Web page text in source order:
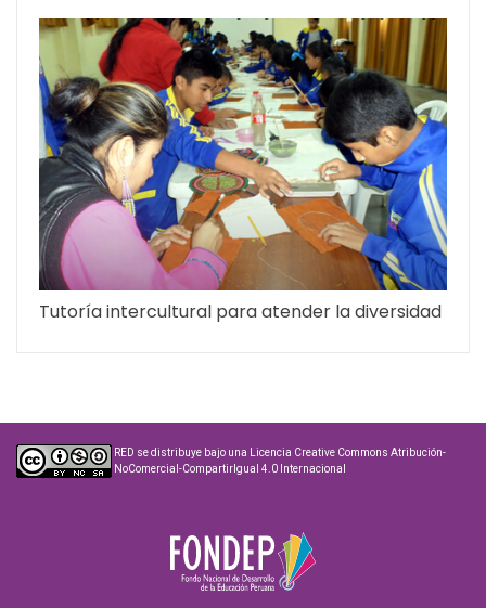
Tutoría intercultural para atender la diversidad
RED se distribuye bajo una
Licencia Creative Commons Atribución-
NoComercial-CompartirIgual 4.0 Internacional